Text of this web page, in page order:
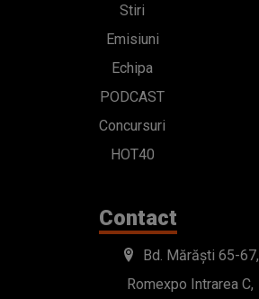
Stiri
Emisiuni
Echipa
PODCAST
Concursuri
HOT40
Contact
Bd. Mărăști 65-67,
Romexpo Intrarea C,